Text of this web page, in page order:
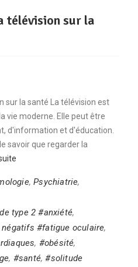
télévision sur la
sur la santé La télévision est
vie moderne. Elle peut être
d'information et d'éducation.
savoir que regarder la
,Psychiatrie,
type 2 #anxiété,
#fatigue oculaire,
, #obésité,
, #santé,#solitude